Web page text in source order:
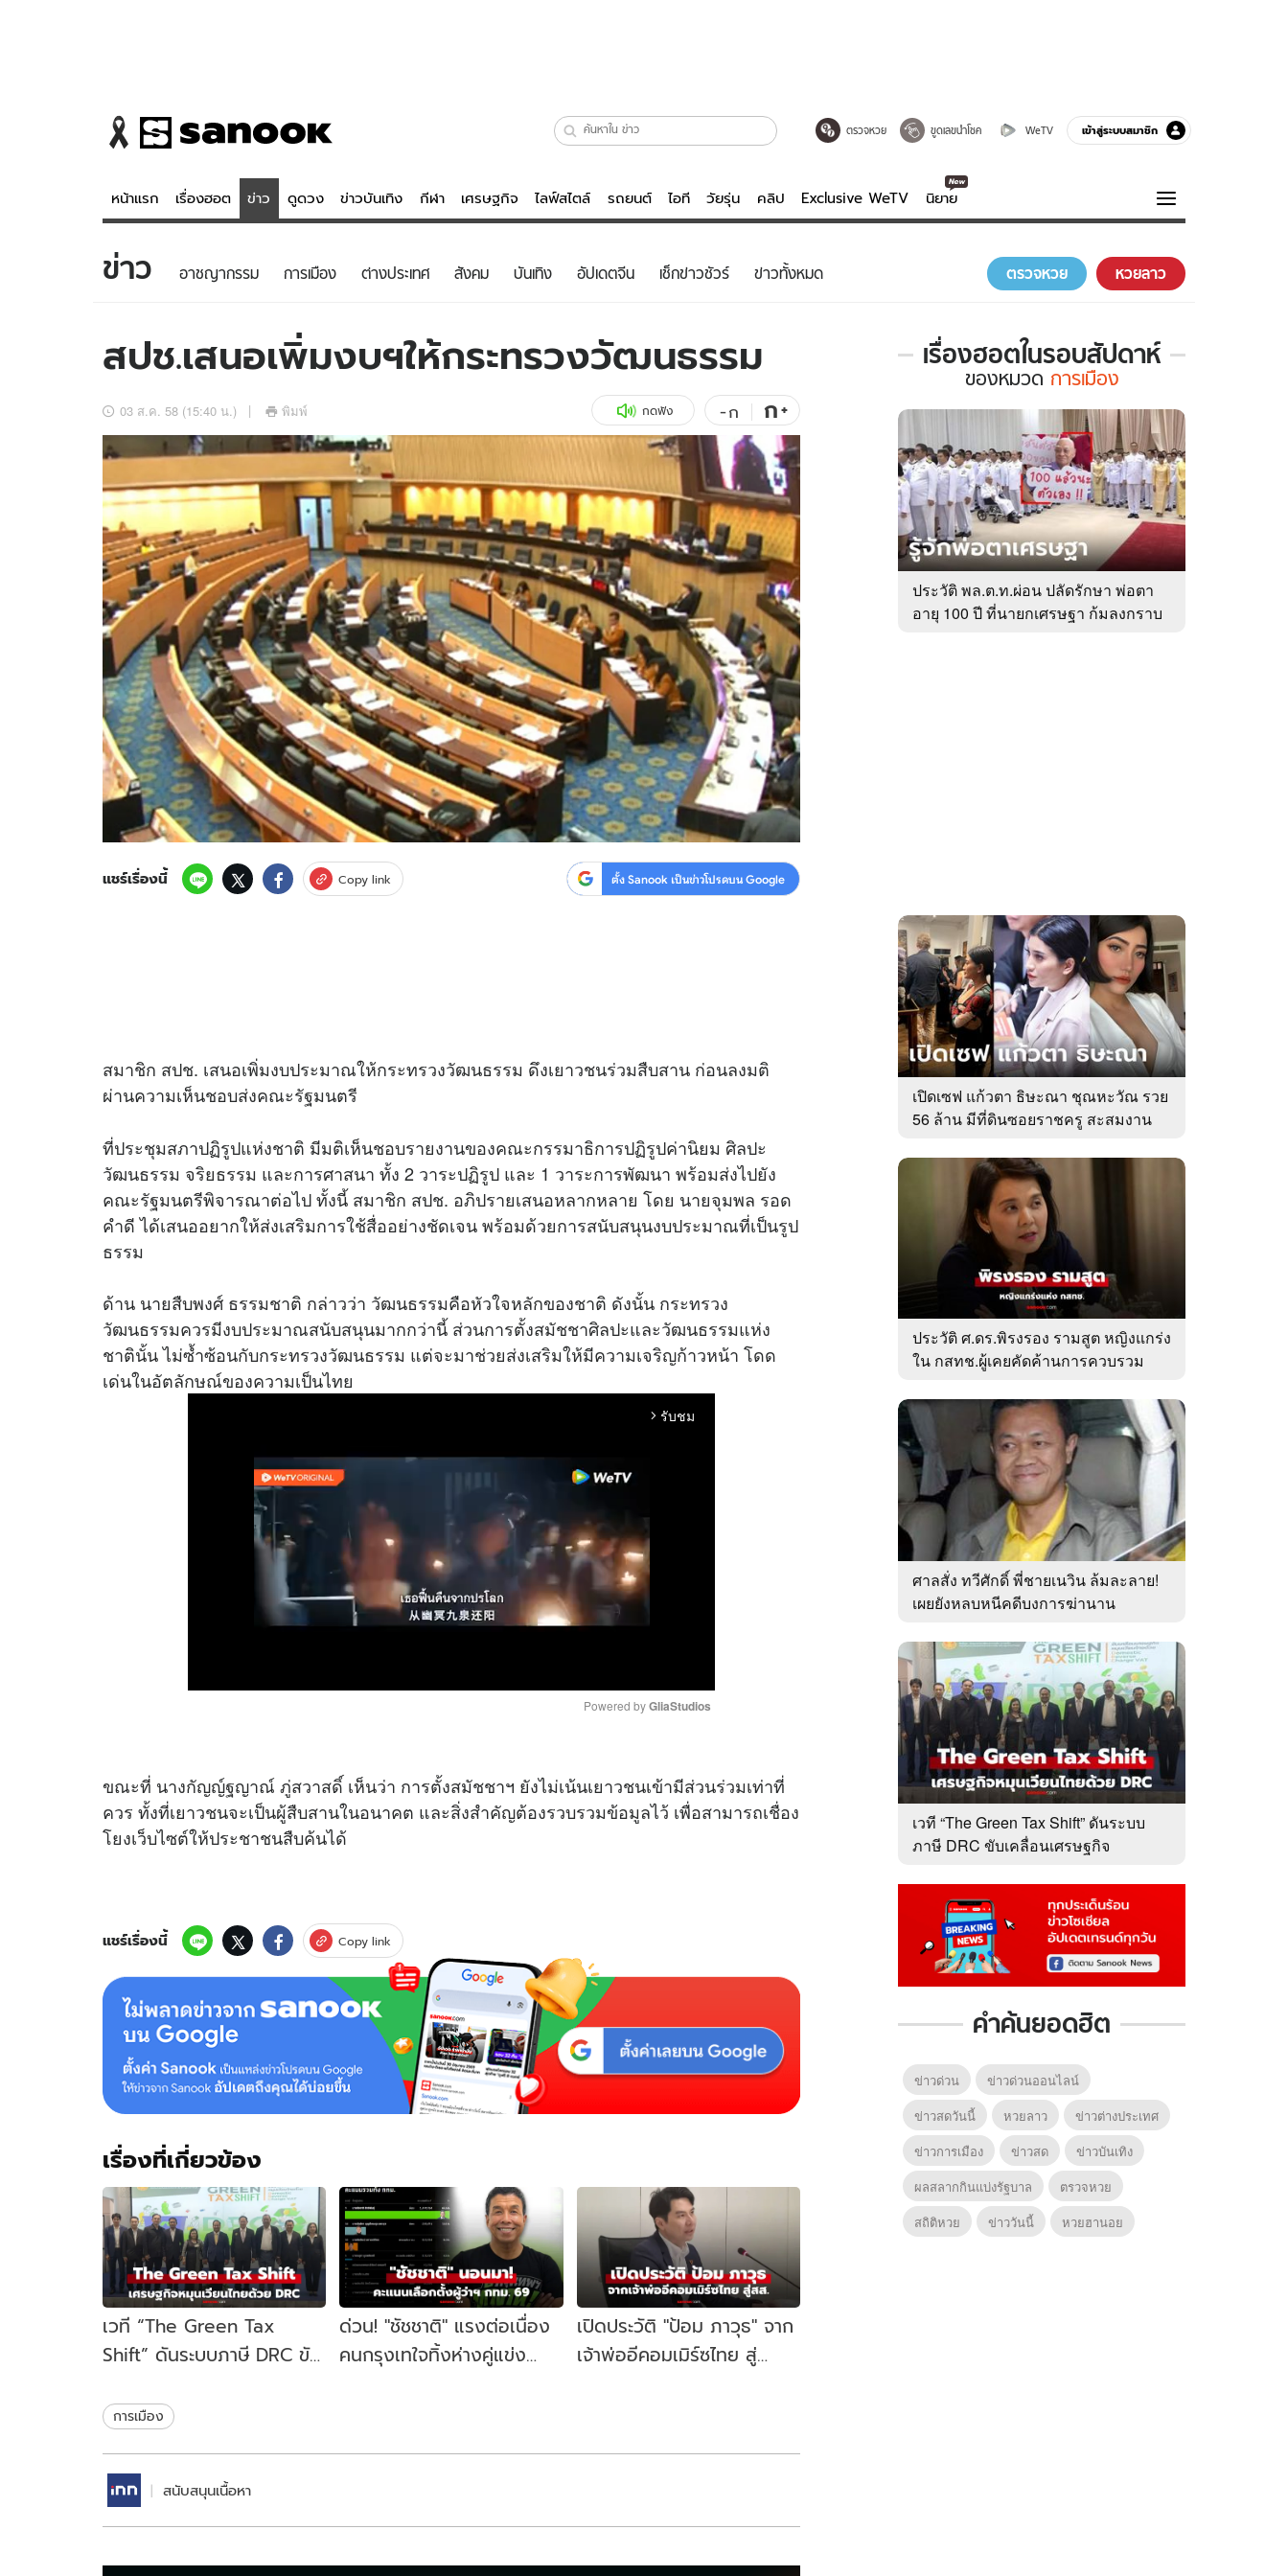
ตรวจหวย ขูดเลขนำโชค WeTV เข้าสู่ระบบสมาชิก
หน้าแรก เรื่องฮอต ข่าว ดูดวง ข่าวบันเทิง กีฬา เศรษฐกิจ ไลฟ์สไตล์ รถยนต์ ไอที วัยรุ่น คลิป Exclusive WeTV นิยาย
ข่าว
ข่าวบันเทิง
อัปเดตจีน
เช็กข่าวชัวร์
ดูดวง - ตรวจหวย
สถิติหวยไทย
ไลฟ์สไตล์
วัยรุ่น
รถยนต์
สุขภาพ
เที่ยว-กิน
Tasteful Thailand
Sanook Choice
บันเทิงครบรส
คลิป
พอดแคสต์
ดูทีวี
WeTV
Exclusive WeTV
นิยาย
ความรู้รอบตัว
ฮาวทู
ดาวน์โหลดสนุกแอปฟรี ติดตามสนุกโซเชียลได้ที่
สงวนลิขสิทธิ์ © 2569บริษัท อิมเมจ ฟิวเจอร์ (ประเทศไทย) จำกัด
ข่าว อาชญากรรม การเมือง ต่างประเทศ สังคม บันเทิง อัปเดตจีน เช็กข่าวชัวร์ ข่าวทั้งหมด ตรวจหวย หวยลาว
สปช.เสนอเพิ่มงบฯให้กระทรวงวัฒนธรรม
03 ส.ค. 58 (15:40 น.) พิมพ์ กดฟัง -ก ก+
แชร์เรื่องนี้ Copy link ตั้ง Sanook เป็นข่าวโปรดบน Google
สมาชิก สปช. เสนอเพิ่มงบประมาณให้กระทรวงวัฒนธรรม ดึงเยาวชนร่วมสืบสาน ก่อนลงมติ
ผ่านความเห็นชอบส่งคณะรัฐมนตรี
ที่ประชุมสภาปฏิรูปแห่งชาติ มีมติเห็นชอบรายงานของคณะกรรมาธิการปฏิรูปค่านิยม ศิลปะ
วัฒนธรรม จริยธรรม และการศาสนา ทั้ง 2 วาระปฏิรูป และ 1 วาระการพัฒนา พร้อมส่งไปยัง
คณะรัฐมนตรีพิจารณาต่อไป ทั้งนี้ สมาชิก สปช. อภิปรายเสนอหลากหลาย โดย นายจุมพล รอด
คำดี ได้เสนออยากให้ส่งเสริมการใช้สื่ออย่างชัดเจน พร้อมด้วยการสนับสนุนงบประมาณที่เป็นรูป
ธรรม
ด้าน นายสืบพงศ์ ธรรมชาติ กล่าวว่า วัฒนธรรมคือหัวใจหลักของชาติ ดังนั้น กระทรวง
วัฒนธรรมควรมีงบประมาณสนับสนุนมากกว่านี้ ส่วนการตั้งสมัชชาศิลปะและวัฒนธรรมแห่ง
ชาตินั้น ไม่ซ้ำซ้อนกับกระทรวงวัฒนธรรม แต่จะมาช่วยส่งเสริมให้มีความเจริญก้าวหน้า โดด
เด่นในอัตลักษณ์ของความเป็นไทย
arrow_forward_ios รับชม
u
t
Powered by GliaStudios
ขณะที่ นางกัญญ์ฐญาณ์ ภู่สวาสดิ์ เห็นว่า การตั้งสมัชชาฯ ยังไม่เน้นเยาวชนเข้ามีส่วนร่วมเท่าที่
ควร ทั้งที่เยาวชนจะเป็นผู้สืบสานในอนาคต และสิ่งสำคัญต้องรวบรวมข้อมูลไว้ เพื่อสามารถเชื่อง
โยงเว็บไซต์ให้ประชาชนสืบค้นได้
แชร์เรื่องนี้ Copy link
เรื่องที่เกี่ยวข้อง
เวที “The Green Tax
Shift” ดันระบบภาษี DRC ขับ
ไทย
ด่วน! "ชัชชาติ" แรงต่อเนื่อง
คนกรุงเทใจทิ้งห่างคู่แข่ง
เปิดประวัติ "ป้อม ภาวุธ" จาก
เจ้าพ่ออีคอมเมิร์ซไทย สู่
การเมือง
สนับสนุนเนื้อหา
เรื่องฮอตในรอบสัปดาห์
เรื่อง
ใน
สัปดาห์
ของ
หมวด
การเมือง
ของหมวด การเมือง
ประวัติ พล.ต.ท.ผ่อน ปลัดรักษา พ่อตา
อายุ 100 ปี ที่นายกเศรษฐา ก้มลงกราบ
เปิดเซฟ แก้วตา ธิษะณา ชุณหะวัณ รวย
56 ล้าน มีที่ดินซอยราชครู สะสมงาน
ประวัติ ศ.ดร.พิรงรอง รามสูต หญิงแกร่ง
ใน กสทช.ผู้เคยคัดค้านการควบรวม
ศาลสั่ง ทวีศักดิ์ พี่ชายเนวิน ล้มละลาย!
เผยยังหลบหนีคดีบงการฆ่านาน
เวที “The Green Tax Shift” ดันระบบ
ภาษี DRC ขับเคลื่อนเศรษฐกิจ
คำค้นยอดฮิต
ข่าวด่วน
ข่าวด่วนออนไลน์
ข่าวสดวันนี้
หวยลาว
ข่าวต่างประเทศ
ข่าวการเมือง
ข่าวสด
ข่าวบันเทิง
ผลสลากกินแบ่งรัฐบาล
ตรวจหวย
สถิติหวย
ข่าววันนี้ หวยฮานอย